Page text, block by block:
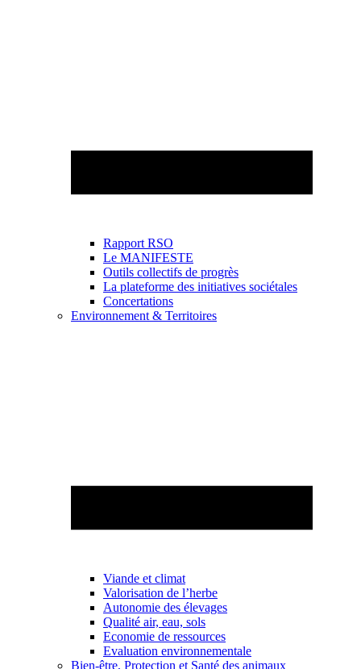
Rapport RSO
Le MANIFESTE
Outils collectifs de progrès
La plateforme des initiatives sociétales
Concertations
Environnement & Territoires
Viande et climat
Valorisation de l’herbe
Autonomie des élevages
Qualité air, eau, sols
Economie de ressources
Evaluation environnementale
Bien-être, Protection et Santé des animaux